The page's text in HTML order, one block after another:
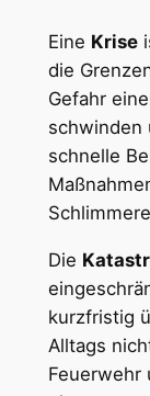
Eine Krise
die
Gefahr
schwinden
schnelle
Die
kurzfristig
Alltags
Feuerwehr